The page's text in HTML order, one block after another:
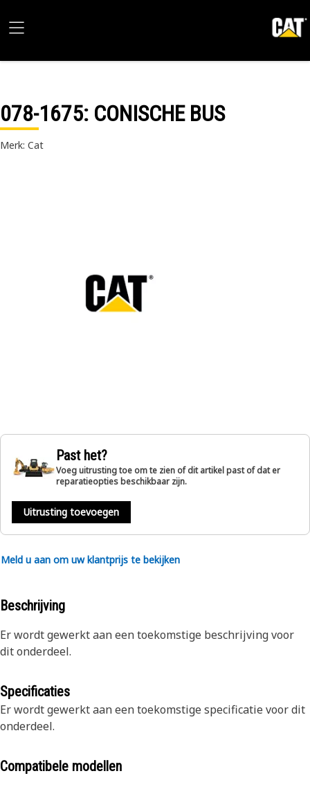
078-1675: CONISCHE BUS
Merk: Cat
Past het?
Voeg uitrusting toe om te zien of dit artikel past of dat er
reparatieopties beschikbaar zijn.
Uitrusting toevoegen
Meld u aan om uw klantprijs te bekijken
Beschrijving
Er wordt gewerkt aan een toekomstige beschrijving voor
dit onderdeel.
Specificaties
Er wordt gewerkt aan een toekomstige specificatie voor dit
onderdeel.
Compatibele modellen